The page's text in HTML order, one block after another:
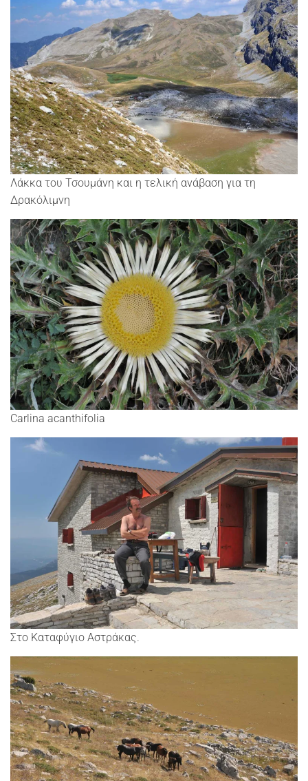
Λάκκα του Τσουμάνη και η τελική ανάβαση για τη
Δρακόλιμνη
Carlina acanthifolia
Στο Καταφύγιο Αστράκας.